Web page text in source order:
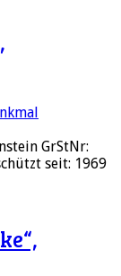
GrStNr:
seit: 1969